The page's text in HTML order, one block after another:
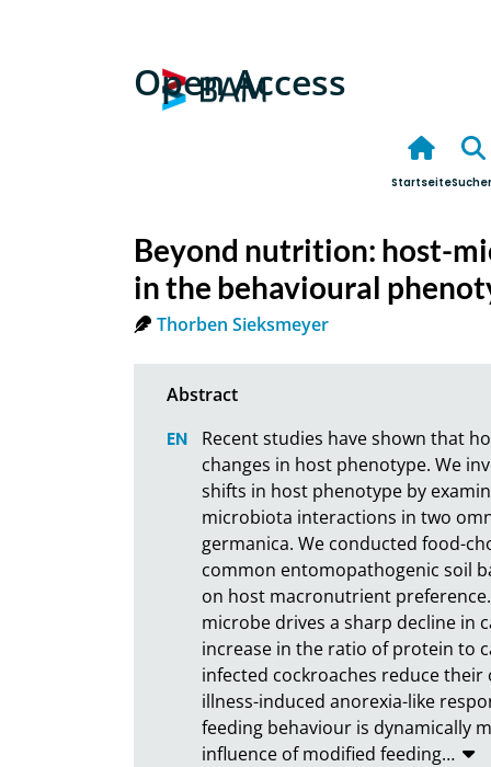
Open Access
Startseite
Beyond nutrition: host-
in the behavioural
Thorben Sieksmeyer
Recent studies have shown that
changes in host phenotype. We
shifts in host phenotype by
microbiota interactions in two
germanica. We conducted food-
common entomopathogenic soil
on host macronutrient
microbe drives a sharp decline in
increase in the ratio of protein to
infected cockroaches reduce
illness-induced anorexia-like
feeding behaviour is dynamically
influence of modified feeding…